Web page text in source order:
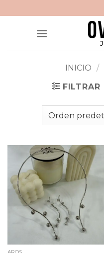
al
contenido
INICIO /
FILTRAR